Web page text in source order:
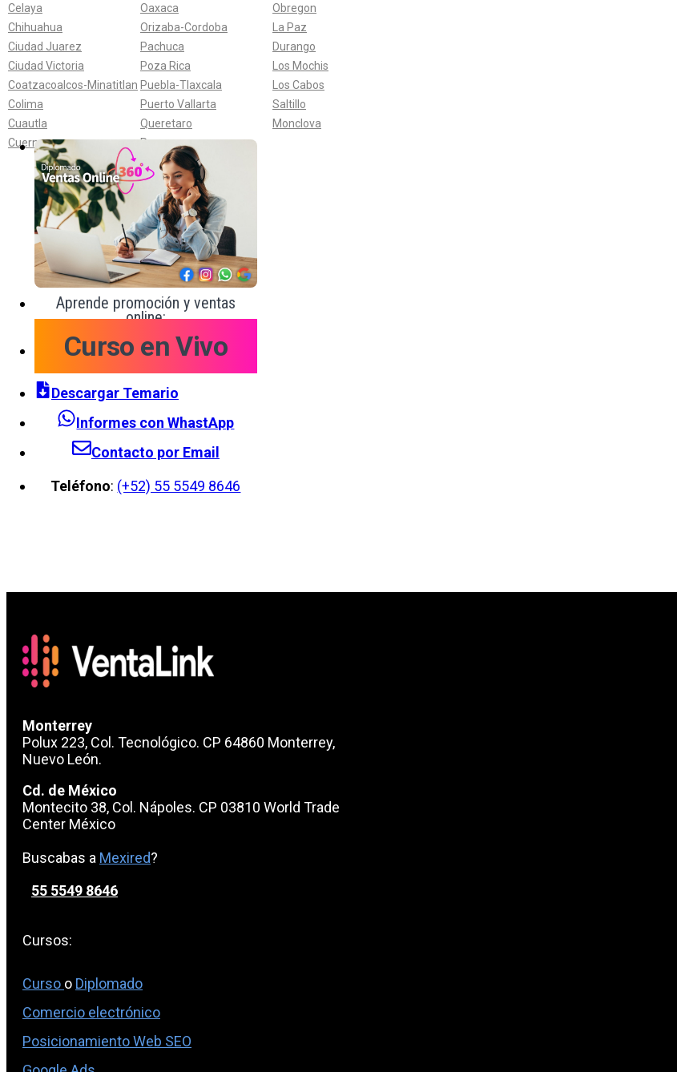
Celaya
Chihuahua
Ciudad Juarez
Ciudad Victoria
Coatzacoalcos-Minatitlan
Colima
Cuautla
Cuernavaca
Oaxaca
Orizaba-Cordoba
Pachuca
Poza Rica
Puebla-Tlaxcala
Puerto Vallarta
Queretaro
Reynosa
Obregon
La Paz
Durango
Los Mochis
Los Cabos
Saltillo
Monclova
Aprende promoción y ventas
online:
Curso en Vivo
Descargar Temario
Informes con WhastApp
Contacto por Email
Teléfono: (+52) 55 5549 8646
Monterrey
Polux 223, Col. Tecnológico. CP 64860 Monterrey,
Nuevo León.
Cd. de México
Montecito 38, Col. Nápoles. CP 03810 World Trade
Center México
Buscabas a Mexired?
55 5549 8646
Cursos:
Curso o Diplomado
Comercio electrónico
Posicionamiento Web SEO